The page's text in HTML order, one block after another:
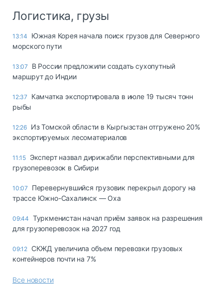
Логистика, грузы
13:14
Южная Корея начала поиск грузов для Северного
морского пути
13:07
В России предложили создать сухопутный
маршрут до Индии
12:37
Камчатка экспортировала в июле 19 тысяч тонн
рыбы
12:26 Из Томской области в Кыргызстан отгружено 20%
экспортируемых лесоматериалов
11:15 Эксперт назвал дирижабли перспективными для
грузоперевозок в Сибири
10:07
Перевернувшийся грузовик перекрыл дорогу на
трассе Южно-Сахалинск — Оха
09:44 Туркменистан начал приём заявок на разрешения
для грузоперевозок на 2027 год
09:12 СКЖД увеличила объем перевозки грузовых
контейнеров почти на 7%
Все новости